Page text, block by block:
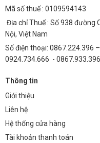
Mã số thuế : 0109594143
Địa chỉ Thuế : Số 938 đường
Nội, Việt Nam
Số điện thoại: 0867.224.396
0924.734.666 - 0867.933.396
Thông tin
Giới thiệu
Liên hệ
Hệ thống cửa hàng
Tài khoản thanh toán